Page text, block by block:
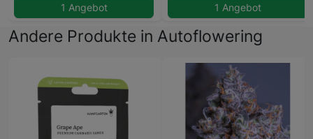
1 Angebot 1 Angebot
Andere Produkte in Autoflowering